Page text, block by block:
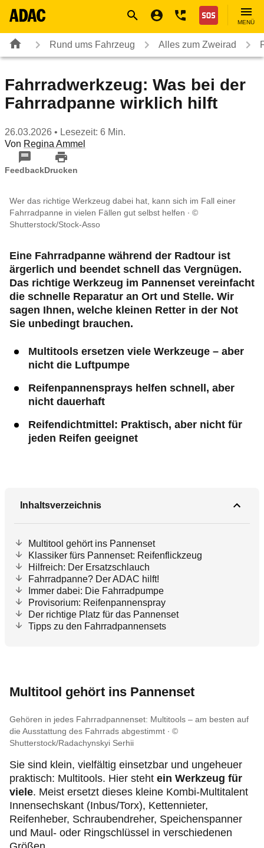
Nothilfe
MENÜ
Rund ums Fahrzeug Alles zum Zweirad
Fahrradwerkzeug: Was bei der
Fahrradpanne wirklich hilft
26.03.2026 • Lesezeit: 6 Min.
Von Regina Ammel
FeedbackDrucken
Wer das richtige Werkzeug dabei hat, kann sich im Fall einer
Fahrradpanne in vielen Fällen gut selbst helfen
©
Shutterstock/Stock-Asso
Eine Fahrradpanne während der Radtour ist
ärgerlich und beendet schnell das Vergnügen.
Das richtige Werkzeug im Pannenset vereinfacht
die schnelle Reparatur an Ort und Stelle. Wir
sagen Ihnen, welche kleinen Retter in der Not
Sie unbedingt brauchen.
Multitools ersetzen viele Werkzeuge – aber
nicht die Luftpumpe
Reifenpannensprays helfen schnell, aber
nicht dauerhaft
Reifendichtmittel: Praktisch, aber nicht für
jeden Reifen geeignet
Inhaltsverzeichnis
Multitool gehört ins Pannenset
Klassiker fürs Pannenset: Reifenflickzeug
Hilfreich: Der Ersatzschlauch
Fahrradpanne? Der ADAC hilft!
Immer dabei: Die Fahrradpumpe
Provisorium: Reifenpannenspray
Der richtige Platz für das Pannenset
Tipps zu den Fahrradpannensets
Multitool gehört ins Pannenset
Gehören in jedes Fahrradpannenset: Multitools – am besten auf
die Ausstattung des Fahrrads abgestimmt
©
Shutterstock/Radachynskyi Serhii
Sie sind klein, vielfältig einsetzbar und ungeheuer
praktisch: Multitools. Hier steht ein Werkzeug für
viele. Meist ersetzt dieses kleine Kombi-Multitalent
Innensechskant (Inbus/Torx), Kettennieter,
Reifenheber, Schraubendreher, Speichenspanner
und Maul- oder Ringschlüssel in verschiedenen